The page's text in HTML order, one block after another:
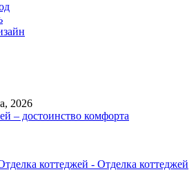
2026
– достоинство комфорта
коттеджей - Отделка коттеджей